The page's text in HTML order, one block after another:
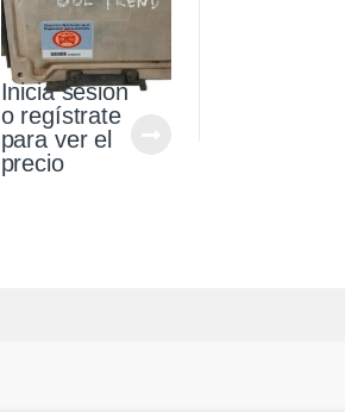
Inicia sesión
o regístrate
para ver el
precio